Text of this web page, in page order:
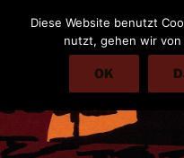
Inhalt
Diese Website benutzt
nutzt, gehen wir von
OK